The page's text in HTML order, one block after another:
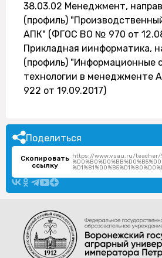
38.03.02 Менеджмент,
(профиль)
АПК" (ФГОС ВО № 970 от
Прикладная иинформатика,
(профиль) "Информационные
технологии в
922 от 19.09.2017)
Поделиться
Скопировать
ссылку
https://www.vsau.ru/teacher/